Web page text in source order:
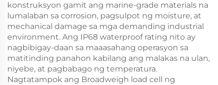
konstruksyon gamit ang marine-grade materials na
lumalaban sa corrosion, pagsulpot ng moisture, at
mechanical damage sa mga demanding industrial
environment. Ang IP68 waterproof rating nito ay
nagbibigay-daan sa maaasahang operasyon sa
matitinding panahon kabilang ang malakas na ulan,
niyebe, at pagbabago ng temperatura.
Nagtatampok ang Broadweigh load cell ng